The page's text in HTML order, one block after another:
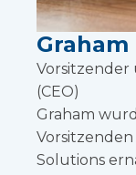
Graham
Vorsitzender
(CEO)
Graham
Solutions